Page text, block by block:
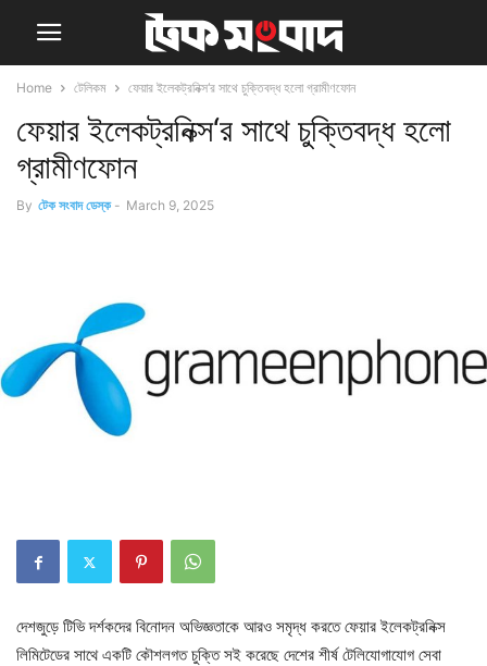
Home টেলিকম ফেয়ার ইলেকট্রনিক্স‘র সাথে চুক্তিবদ্ধ হলো গ্রামীণফোন
ফেয়ার ইলেকট্রনিক্স‘র সাথে চুক্তিবদ্ধ হলো
গ্রামীণফোন
By টেক সংবাদ ডেস্ক - March 9, 2025
দেশজুড়ে টিভি দর্শকদের বিনোদন অভিজ্ঞতাকে আরও সমৃদ্ধ করতে ফেয়ার ইলেকট্রনিক্স
লিমিটেডের সাথে একটি কৌশলগত চুক্তি সই করেছে দেশের শীর্ষ টেলিযোগাযোগ সেবা